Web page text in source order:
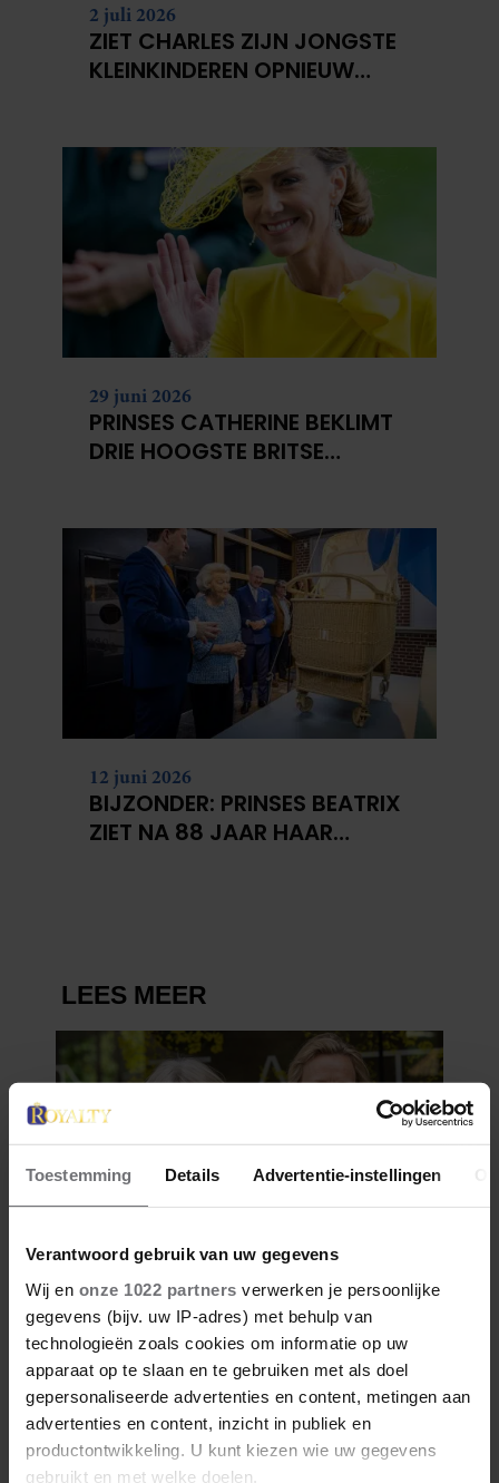
Toestemming Details Advertentie-instellingen
Verantwoord gebruik van uw gegevens
Wij en onze 1022 partners verwerken je persoonlijke
gegevens (bijv. uw IP-adres) met behulp van
technologieën zoals cookies om informatie op uw
apparaat op te slaan en te gebruiken met als doel
gepersonaliseerde advertenties en content, metingen aan
advertenties en content, inzicht in publiek en
productontwikkeling. U kunt kiezen wie uw gegevens
gebruikt en met welke doelen.
2 juli 2026
ZIET CHARLES ZIJN JONGSTE
KLEINKINDEREN OPNIEUW
29 juni 2026
PRINSES CATHERINE BEKLIMT
DRIE HOOGSTE BRITSE
12 juni 2026
BIJZONDER: PRINSES BEATRIX
ZIET NA 88 JAAR HAAR